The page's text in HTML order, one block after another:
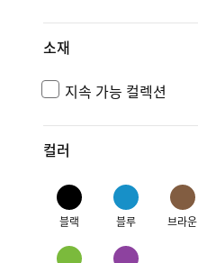
소재
지속 가능 컬렉션
컬러
블랙 블루 브라운